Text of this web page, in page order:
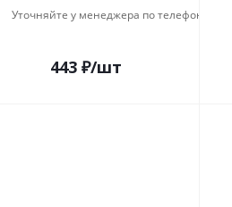
Уточняйте у менеджера по телефону
443₽/шт